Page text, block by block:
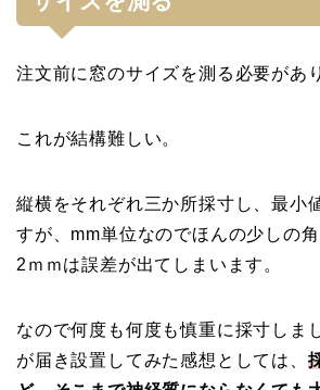
注文前に窓のサイズを測る必要があ
これが結構難しい。
縦横をそれぞれ三か所採寸し、最小
すが、mm単位なのでほんの少しの
2ｍｍは誤差が出てしまいます。
なので何度も何度も慎重に採寸しま
が届き設置してみた感想としては、